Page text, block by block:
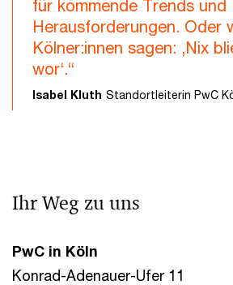
für kommende Trends und
Herausforderungen. Oder
Kölner:innen sagen: ‚Nix
wor‘.“
Isabel Kluth Standortleiterin PwC
Ihr Weg zu uns
PwC in Köln
Konrad-Adenauer-Ufer 11